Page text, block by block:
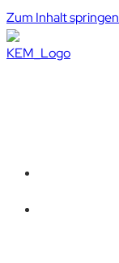
Zum Inhalt springen